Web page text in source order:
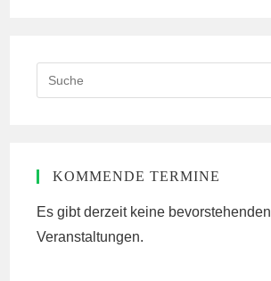
this
KOMMENDE TERMINE
Es gibt derzeit keine bevorstehenden
Veranstaltungen.